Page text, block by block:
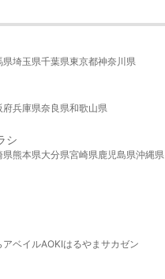
県埼玉県千葉県東京都神奈川県
府兵庫県奈良県和歌山県
シ
県熊本県大分県宮崎県鹿児島県沖縄県
アベイルAOKIはるやま サカゼン